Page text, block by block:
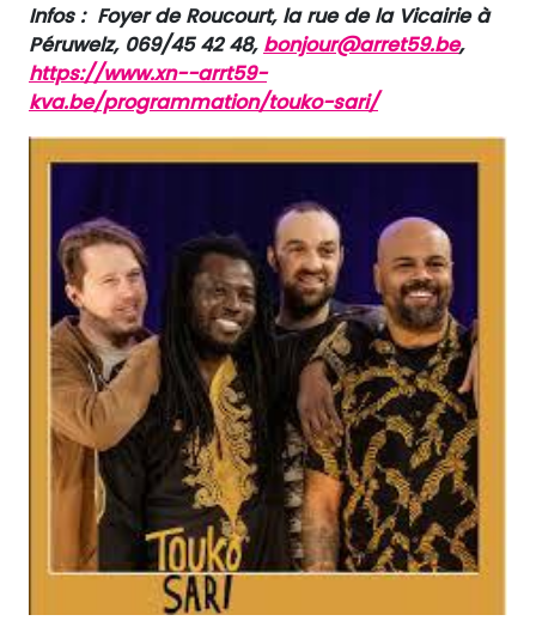
Infos : Foyer de Roucourt, la rue de la Vicairie à
Péruwelz, 069/45 42 48, bonjour@arret59.be,
https://www.xn--arrt59-
kva.be/programmation/touko-sari/